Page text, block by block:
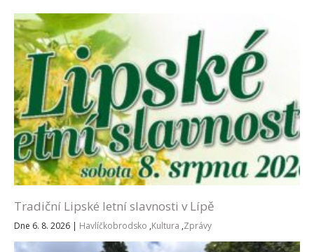
Tradiční Lipské letní slavnosti v Lípě
Dne 6. 8. 2026 | Havlíčkobrodsko ,Kultura ,Zprávy